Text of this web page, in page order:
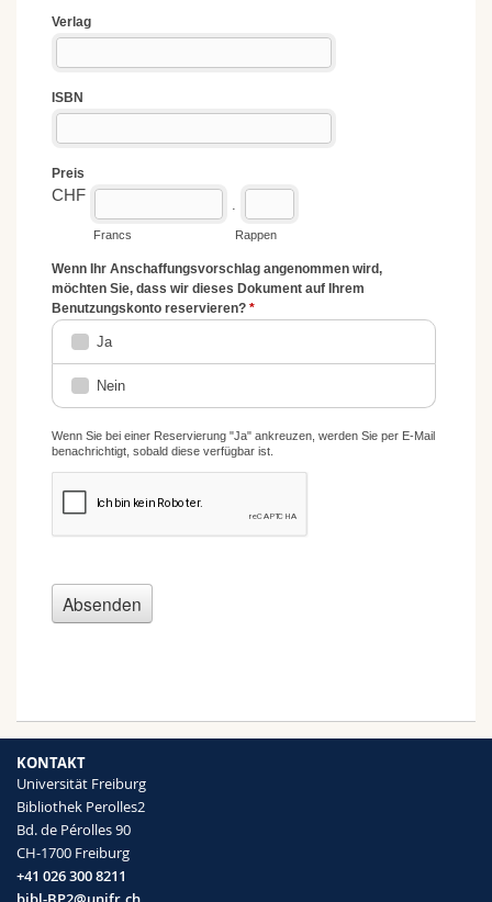
KONTAKT
Universität Freiburg
Bibliothek Perolles2
Bd. de Pérolles 90
CH-1700 Freiburg
+41 026 300 8211